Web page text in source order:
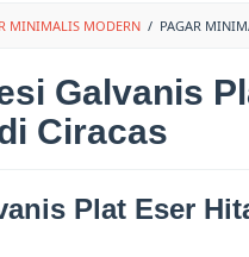
MINIMALIS MODERN / PAGAR
Galvanis
Ciracas
Plat Eser